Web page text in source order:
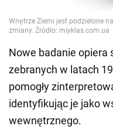
Nowe badanie opiera
zebranych w latach
pomogły
identyfikując je jako
wewnętrznego.